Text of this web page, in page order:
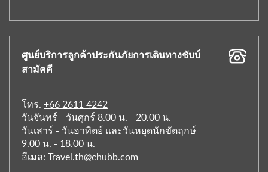
ศูนย์บริการลูกค้าประกันภัยการเดินทางชับบ์
สามัคคี
โทร. +66 2611 4242
วันจันทร์ - วันศุกร์ 8.00 น. - 20.00 น.
วันเสาร์ - วันอาทิตย์ และวันหยุดนักขัตฤกษ์
9.00 น. - 18.00 น.
อีเมล: Travel.th@chubb.com